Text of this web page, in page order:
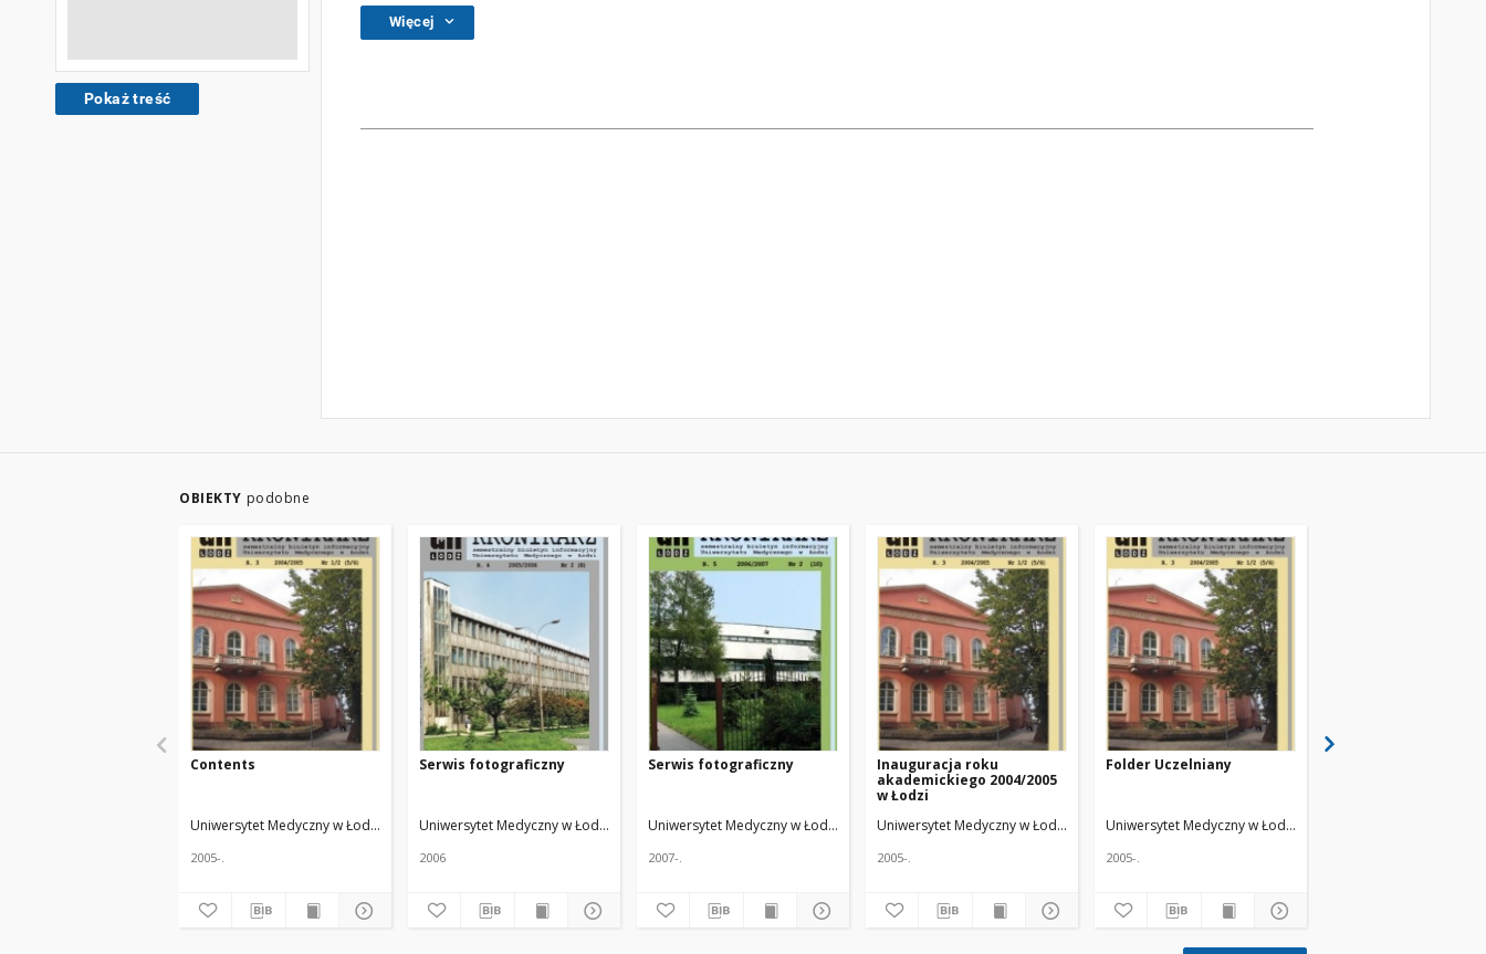
Pokaż treść
Więcej
OBIEKTY podobne
Contents
Uniwersytet Medyczny w Łodzi Żmuda, Ryszard. Red. nacz.
2005-.
Serwis fotograficzny
Uniwersytet Medyczny w Łodzi Żmuda, Ryszard. Red. nacz.
2006
Serwis fotograficzny
Uniwersytet Medyczny w Łodzi Żmuda, Ryszard. Red. nacz.
2007-.
Inauguracja roku
akademickiego 2004/2005
w Łodzi
Uniwersytet Medyczny w Łodzi
Żmuda, Ryszard. Red. nacz.
2005-.
Folder Uczelniany
Uniwersytet Medyczny w Łodzi
2005-.